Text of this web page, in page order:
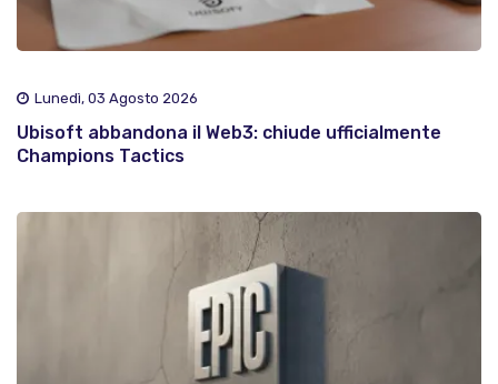
Lunedì, 03 Agosto 2026
Ubisoft abbandona il Web3: chiude ufficialmente
Champions Tactics